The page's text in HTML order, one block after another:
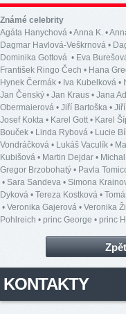
Známé celebrity
Agáta Hanychová •Anna K. •
Dagmar Havlová-Veškrnová •
Dominika Gottová • Eva
František Ringo Čech • Hana
Hynek Čermák • Iva Kubelková •
Jan Čenský • Jan Kraus • Jana
Obermaierová • Jiří Bartoška •
Josef Kokta • Karel Gott • Karel
Bouček • Linda Rybová • Lucie
Vondráčková • Lukáš Vaculík •
Kubišová • Martin Dejdar •
Gregor Brzobohatý • Pavla
• Sara Sandeva • Simona
Dyková • Tereza Kostková •
• Veronika Gajerová • Veronika
Pohlreich • princ George • princ
KONTAKTY